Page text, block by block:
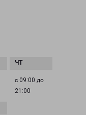
с 09:00 до
21:00